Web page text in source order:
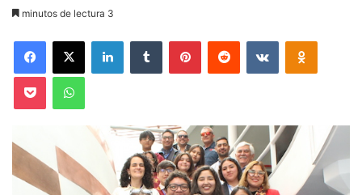
minutos de lectura 3
Facebook
X LinkedInTumblr PinterestReddit VKontakte
Pocket WhatsApp